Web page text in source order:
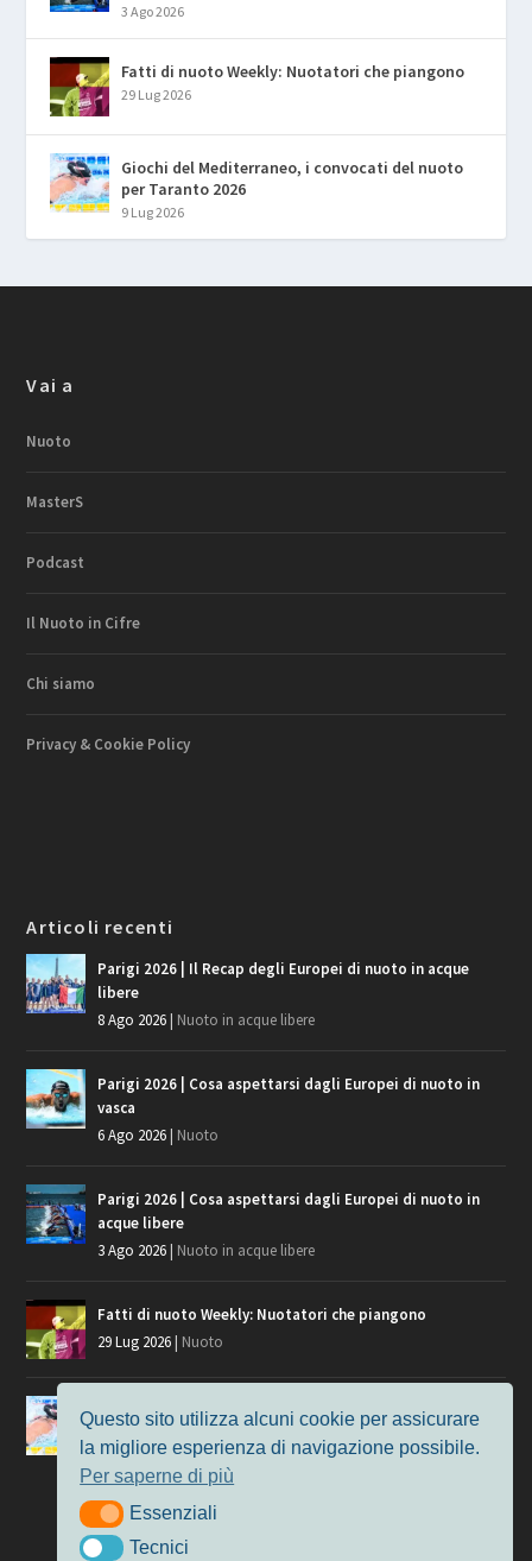
3 Ago 2026
Fatti di nuoto Weekly: Nuotatori che piangono
29 Lug 2026
Giochi del Mediterraneo, i convocati del nuoto
per Taranto 2026
9 Lug 2026
Vai a
Nuoto
MasterS
Podcast
Il Nuoto in Cifre
Chi siamo
Privacy & Cookie Policy
Articoli recenti
Parigi 2026 | Il Recap degli Europei di nuoto in acque
libere
8 Ago 2026| Nuoto in acque libere
Parigi 2026 | Cosa aspettarsi dagli Europei di nuoto in
vasca
6 Ago 2026| Nuoto
Parigi 2026 | Cosa aspettarsi dagli Europei di nuoto in
acque libere
3 Ago 2026| Nuoto in acque libere
Fatti di nuoto Weekly: Nuotatori che piangono
29 Lug 2026| Nuoto
Giochi del Mediterraneo, i convocati del nuoto per
9 Lug 2026
Nuoto
Questo sito utilizza alcuni cookie per assicurare
la migliore esperienza di navigazione possibile.
Per saperne di più
EssenzialiEssenziali
TecniciTecnici